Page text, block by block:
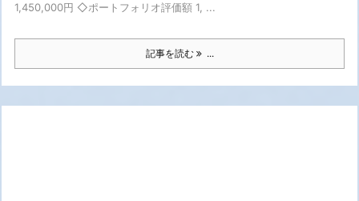
1,450,000円 ◇ポートフォリオ評価額 1, ...
記事を読む ...